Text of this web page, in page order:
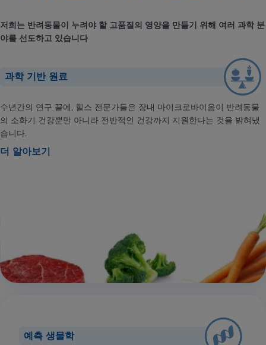
저희는 반려동물이 누려야 할 고품질의 영양을 만들기 위해 여러 과학 분
야를 선도하고 있습니다
과학 기반 원료
수년간의 연구 끝에, 힐스 전문가들은 장내 마이크로바이옴이 반려동물
의 소화기 건강뿐만 아니라 전반적인 건강까지 지원한다는 것을 밝혀냈
습니다.
더 알아보기
예측 생물학